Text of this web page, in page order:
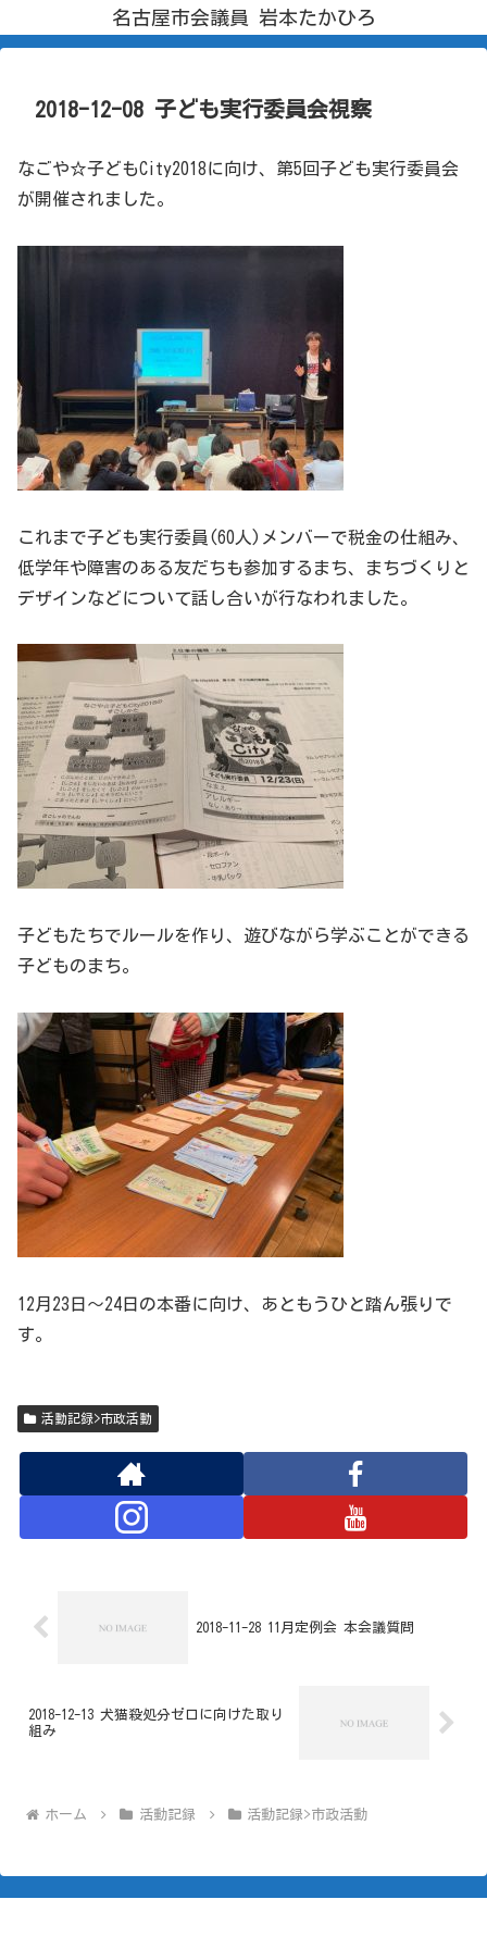
名古屋市会議員 岩本たかひろ
2018-12-08 子ども実行委員会視察
なごや☆子どもCity2018に向け、第5回子ども実行委員会
が開催されました。
これまで子ども実行委員(60人)メンバーで税金の仕組み、
低学年や障害のある友だちも参加するまち、まちづくりと
デザインなどについて話し合いが行なわれました。
子どもたちでルールを作り、遊びながら学ぶことができる
子どものまち。
12月23日～24日の本番に向け、あともうひと踏ん張りで
す。
活動記録>市政活動
2018-11-28 11月定例会 本会議質問
2018-12-13 犬猫殺処分ゼロに向けた取り
組み
ホーム 活動記録 活動記録>市政活動